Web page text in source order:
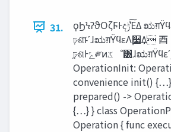
31.
ϙϦϞʔϑΟζϜͰද‫ͯ͠ݱ‬ΈΔ ಋग़ΫϥεͰɺঢ়ଶΛද‫͢ݱ‬Δ ⾣
ঢ়ଶ͝ͱʹɺಋग़ΫϥεΛ࣮૷͢Δ ⾣
֤ঢ়ଶͰ‫ݻ‬༗ͷ‫ػ‬ೳ͸ɺಋग़Ϋϥεʹ࣮૷͢Δ class
OperationInit:
convenience init()
prepared() ->
{…} } class
Operation { func